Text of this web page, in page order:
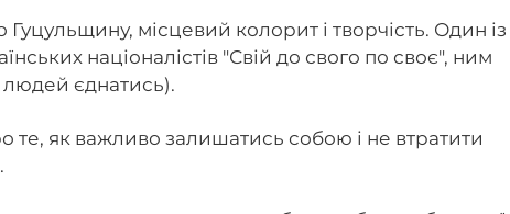
Гуцульщину, місцевий колорит і творчість. Один із
націоналістів "Свій до свого по своє", ним
людей єднатись).
те, як важливо залишатись собою і не втратити